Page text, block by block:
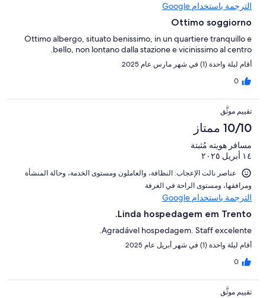
الترجمة باستخدام Google
Ottimo soggiorno
Ottimo albergo, situato benissimo, in un quartiere tranquillo e
bello, non lontano dalla stazione e vicinissimo al centro.
أقام ليلة واحدة (1) في شهر مارس عام 2025
0
تقييم موثَّق
10/10 ممتاز
مسافر هويته مُثبتة
١٤ أبريل ٢٠٢٥
عناصر نالت الإعجاب: ⁦النظافة⁩، و⁦العاملون ومستوى الخدمة⁩، و⁦حالة المنشأة
ومرافقها⁩، و⁦مستوى الراحة في الغرفة⁩
الترجمة باستخدام Google
Linda hospedagem em Trento.
Agradável hospedagem. Staff excelente.
أقام ليلة واحدة (1) في شهر أبريل عام 2025
0
تقييم موثَّق